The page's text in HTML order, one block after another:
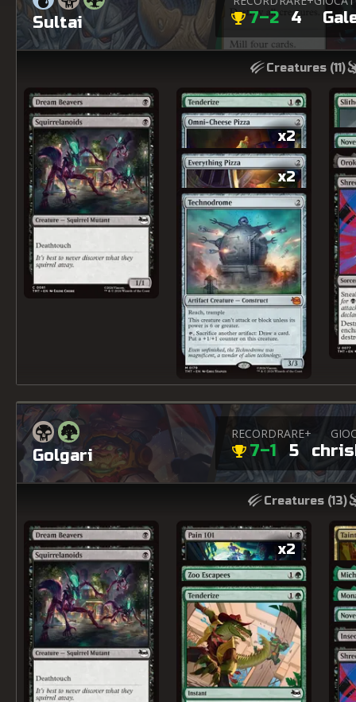
Sultai 7–2 4
Creatures (11)
x2
x2
Golgari
RECORD
7–1
RARE+
5
Creatures (13)
x2